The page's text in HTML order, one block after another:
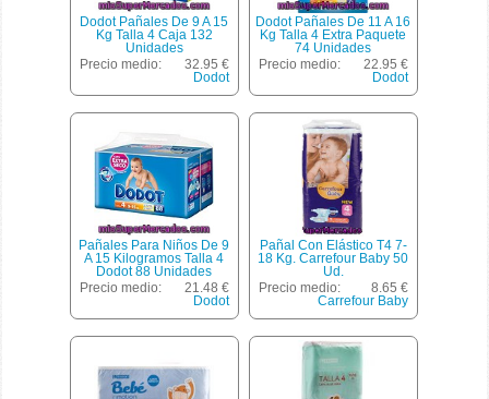
Dodot Pañales De 9 A 15
Kg Talla 4 Caja 132
Unidades
Precio medio:
32.95 €
Dodot
Dodot Pañales De 11 A 16
Kg Talla 4 Extra Paquete
74 Unidades
Precio medio:
22.95 €
Dodot
Pañales Para Niños De 9
A 15 Kilogramos Talla 4
Dodot 88 Unidades
Precio medio:
21.48 €
Dodot
Pañal Con Elástico T4 7-
18 Kg. Carrefour Baby 50
Ud.
Precio medio:
8.65 €
Carrefour Baby